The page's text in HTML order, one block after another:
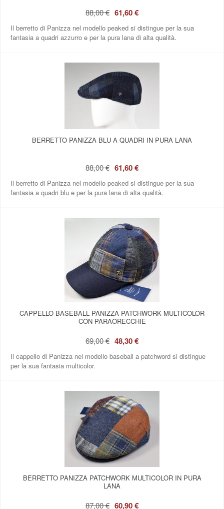
88,00 € 61,60 €
Il berretto di Panizza nel modello peaked si distingue per la sua
fantasia a quadri azzurro e per la pura lana di alta qualità.
BERRETTO PANIZZA BLU A QUADRI IN PURA LANA
88,00 € 61,60 €
Il berretto di Panizza nel modello peaked si distingue per la sua
fantasia a quadri blu e per la pura lana di alta qualità.
CAPPELLO BASEBALL PANIZZA PATCHWORK MULTICOLOR
CON PARAORECCHIE
69,00 € 48,30 €
Il cappello di Panizza nel modello baseball a patchword si distingue
per la sua fantasia multicolor.
BERRETTO PANIZZA PATCHWORK MULTICOLOR IN PURA
LANA
87,00 € 60,90 €